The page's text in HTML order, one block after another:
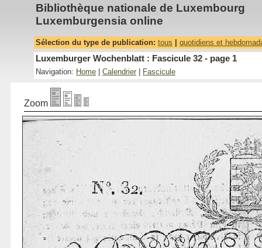
Bibliothèque nationale de Luxembourg
Luxemburgensia online
Sélection du type de publication: tous quotidiens et
Luxemburger Wochenblatt : Fascicule 32 - page 1
Navigation: Home Calendrier Fascicule
Zoom